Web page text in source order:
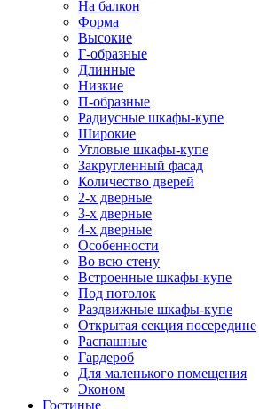
На балкон
Форма
Высокие
Г-образные
Длинные
Низкие
П-образные
Радиусные шкафы-купе
Широкие
Угловые шкафы-купе
Закругленный фасад
Количество дверей
2-х дверные
3-х дверные
4-х дверные
Особенности
Во всю стену
Встроенные шкафы-купе
Под потолок
Раздвижные шкафы-купе
Открытая секция посередине
Распашные
Гардероб
Для маленького помещения
Эконом
Гостиные